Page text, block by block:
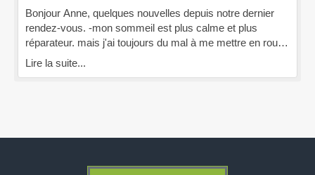
Mauconduit. De nos jours il est rare de trouver des gens
qui savent encore soigner les gens (ndlr: soigner sans
médicaments) Je ne pourrai jamais la remercier autant
Bonjour Anne, quelques nouvelles depuis notre dernier
rendez-vous. -mon sommeil est plus calme et plus
réparateur. mais j'ai toujours du mal à me mettre en route
le matin. - L'après-midi, mon dynamisme et mon énergie
Lire la suite...